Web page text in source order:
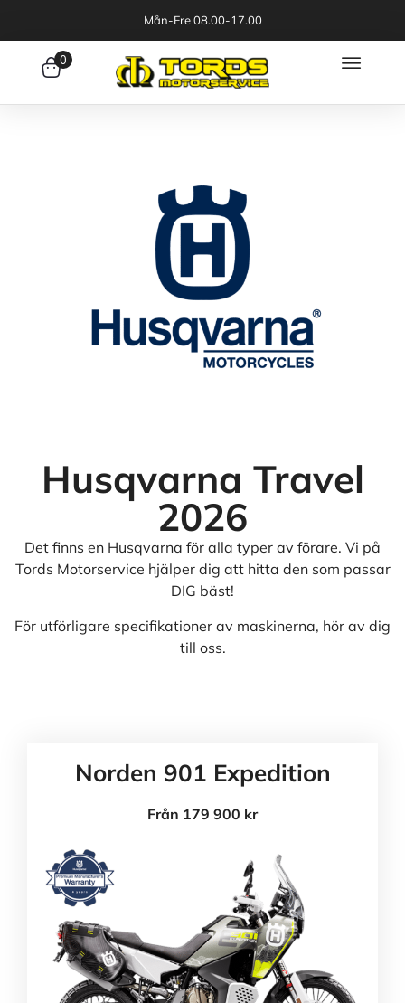
Mån-Fre 08.00-17.00
0
Husqvarna Travel
2026
Det finns en Husqvarna för alla typer av förare. Vi på
Tords Motorservice hjälper dig att hitta den som passar
DIG bäst!
För utförligare specifikationer av maskinerna, hör av dig
till oss.
Norden 901 Expedition
Från 179 900 kr